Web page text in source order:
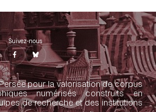
Suivez-nous
pour la valorisation de corpus
numérisés construits en
de recherche et des institutions